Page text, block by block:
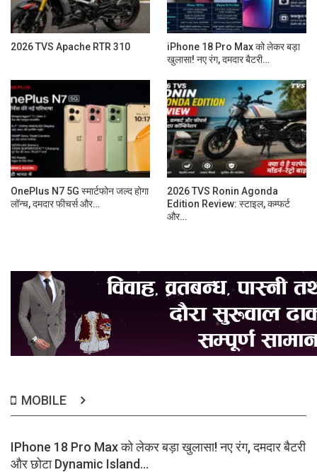
2026 TVS Apache RTR 310
iPhone 18 Pro Max को लेकर बड़ा
खुलासा! नए रंग, दमदार बैटरी…
OnePlus N7 5G स्मार्टफोन जल्द होगा
लॉन्च, दमदार फीचर्स और…
2026 TVS Ronin Agonda
Edition Review: स्टाइल, कम्फर्ट
और…
MOBILE
IPhone 18 Pro Max को लेकर बड़ा खुलासा! नए रंग, दमदार बैटरी
और छोटा Dynamic Island…